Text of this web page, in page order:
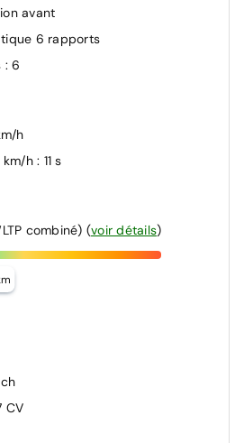
avant
6 rapports
: 6
h
h : 11 s
combiné) (voir détails)
CV